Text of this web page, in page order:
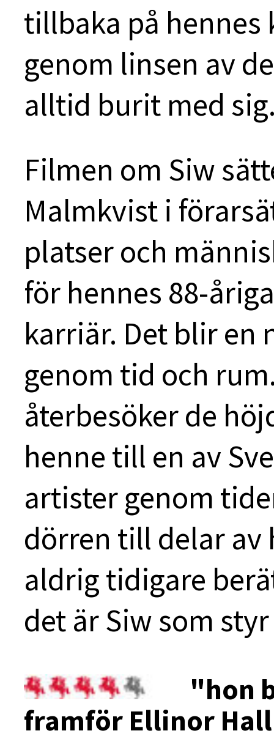
tillbaka på hennes
genom linsen av
alltid burit med
Filmen om Siw
Malmkvist i
platser och
för hennes 88-
karriär. Det blir en
genom tid och
återbesöker de
henne till en av
artister genom
dörren till delar av
aldrig tidigare
det är Siw som
"hon
framför Ellinor